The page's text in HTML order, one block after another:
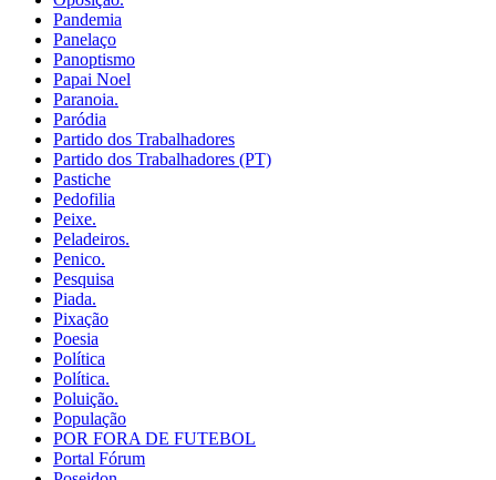
Pandemia
Panelaço
Panoptismo
Papai Noel
Paranoia.
Paródia
Partido dos Trabalhadores
Partido dos Trabalhadores (PT)
Pastiche
Pedofilia
Peixe.
Peladeiros.
Penico.
Pesquisa
Piada.
Pixação
Poesia
Política
Política.
Poluição.
População
POR FORA DE FUTEBOL
Portal Fórum